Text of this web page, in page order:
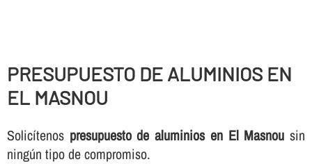
PRESUPUESTO DE ALUMINIOS EN
EL MASNOU
Solicí­tenos presupuesto de aluminios en El Masnou sin
ningún tipo de compromiso.